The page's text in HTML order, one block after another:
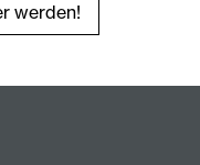
werden!